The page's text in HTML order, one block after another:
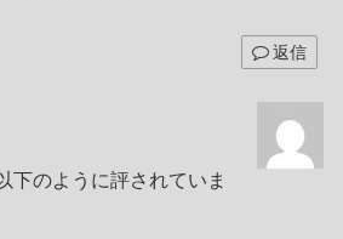
返信
下のように評されていま